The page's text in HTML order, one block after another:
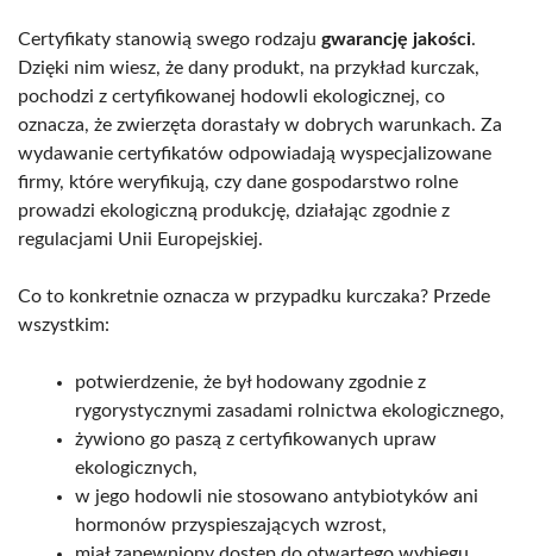
Certyfikaty stanowią swego rodzaju gwarancję jakości.
Dzięki nim wiesz, że dany produkt, na przykład kurczak,
pochodzi z certyfikowanej hodowli ekologicznej, co
oznacza, że zwierzęta dorastały w dobrych warunkach. Za
wydawanie certyfikatów odpowiadają wyspecjalizowane
firmy, które weryfikują, czy dane gospodarstwo rolne
prowadzi ekologiczną produkcję, działając zgodnie z
regulacjami Unii Europejskiej.
Co to konkretnie oznacza w przypadku kurczaka? Przede
wszystkim:
potwierdzenie, że był hodowany zgodnie z
rygorystycznymi zasadami rolnictwa ekologicznego,
żywiono go paszą z certyfikowanych upraw
ekologicznych,
w jego hodowli nie stosowano antybiotyków ani
hormonów przyspieszających wzrost,